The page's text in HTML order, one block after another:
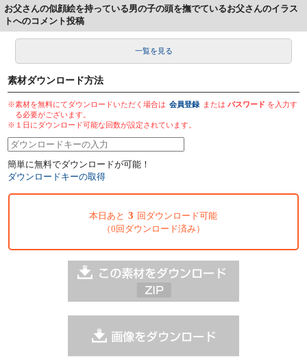
お父さんの似顔絵を持っている男の子の頭を撫でているお父さんのイラス
トへのコメント投稿
一覧を見る
素材ダウンロード方法
※素材を無料にてダウンロードいただく場合は 会員登録 またはパスワード を入力す
る必要がございます。
※１日にダウンロード可能な回数が設定されています。
簡単に無料でダウンロードが可能！
ダウンロードキーの取得
本日あと 3 回ダウンロード可能
（0回ダウンロード済み）